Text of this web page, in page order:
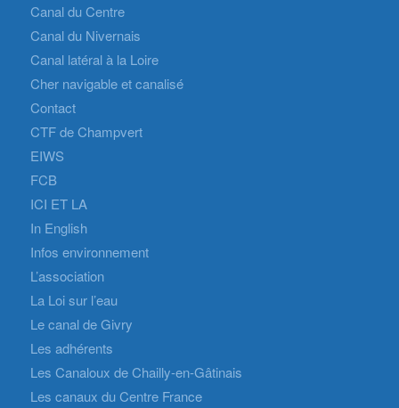
Canal du Centre
Canal du Nivernais
Canal latéral à la Loire
Cher navigable et canalisé
Contact
CTF de Champvert
EIWS
FCB
ICI ET LA
In English
Infos environnement
L’association
La Loi sur l’eau
Le canal de Givry
Les adhérents
Les Canaloux de Chailly-en-Gâtinais
Les canaux du Centre France